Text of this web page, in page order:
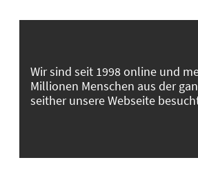
Wir sind seit 1998 online und
Millionen Menschen aus der
seither unsere Webseite